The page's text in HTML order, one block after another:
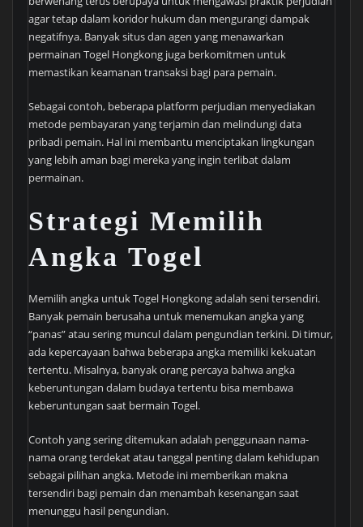
agar tetap dalam koridor hukum dan mengurangi dampak
negatifnya. Banyak situs dan agen yang menawarkan
permainan Togel Hongkong juga berkomitmen untuk
memastikan keamanan transaksi bagi para pemain.
Sebagai contoh, beberapa platform perjudian menyediakan
metode pembayaran yang terjamin dan melindungi data
pribadi pemain. Hal ini membantu menciptakan lingkungan
yang lebih aman bagi mereka yang ingin terlibat dalam
permainan.
Strategi Memilih
Angka Togel
Memilih angka untuk Togel Hongkong adalah seni tersendiri.
Banyak pemain berusaha untuk menemukan angka yang
“panas” atau sering muncul dalam pengundian terkini. Di timur,
ada kepercayaan bahwa beberapa angka memiliki kekuatan
tertentu. Misalnya, banyak orang percaya bahwa angka
keberuntungan dalam budaya tertentu bisa membawa
keberuntungan saat bermain Togel.
Contoh yang sering ditemukan adalah penggunaan nama-
nama orang terdekat atau tanggal penting dalam kehidupan
sebagai pilihan angka. Metode ini memberikan makna
tersendiri bagi pemain dan menambah kesenangan saat
menunggu hasil pengundian.